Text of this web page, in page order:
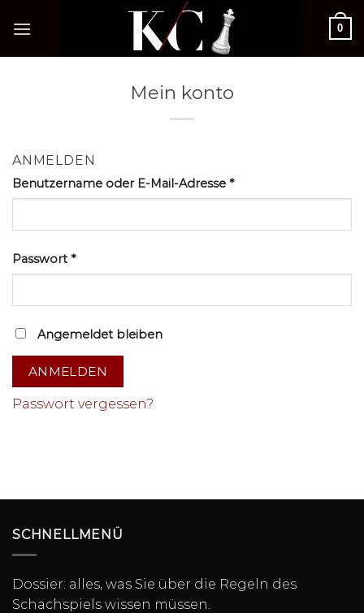
Inhalt
0
Mein konto
ANMELDEN
Benutzername oder E-Mail-Adresse *
Passwort*
Angemeldet bleiben
ANMELDEN
Passwort vergessen?
SCHNELLMENÜ
Dossier: alles, was Sie über die Regeln des
Schachspiels wissen müssen.